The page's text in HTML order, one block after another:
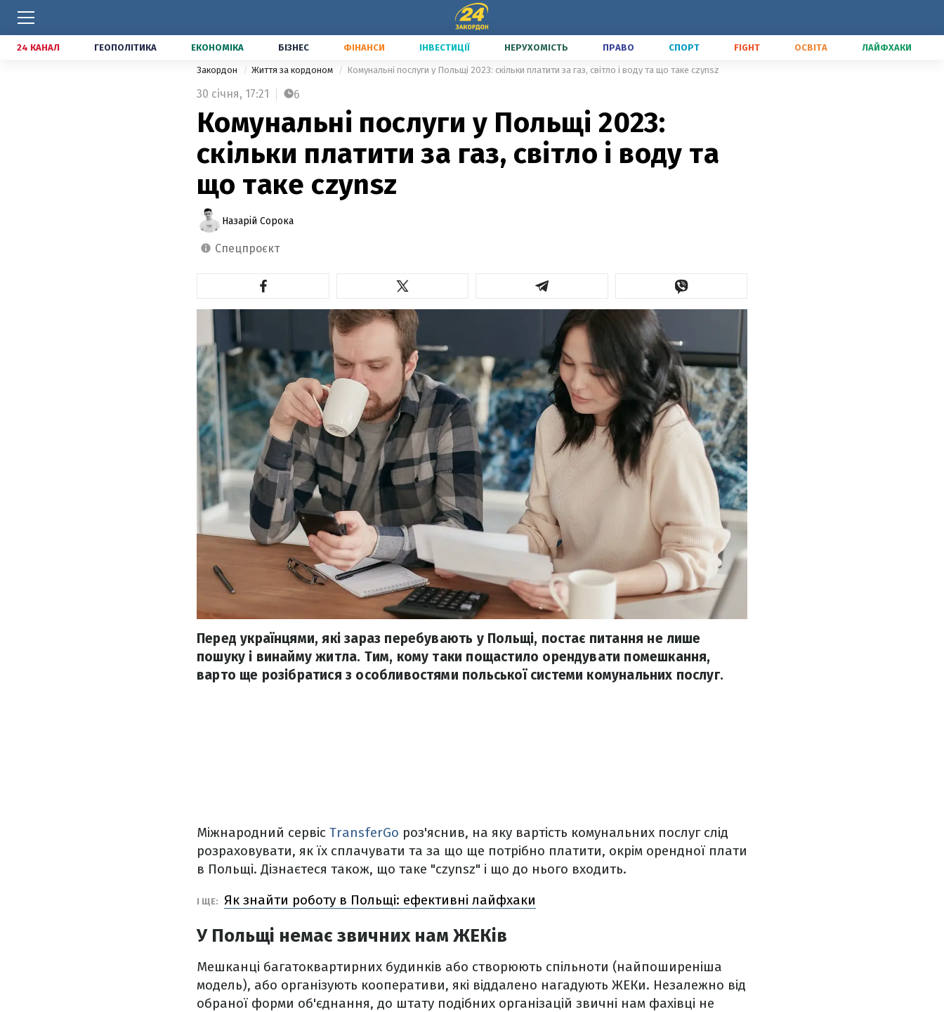
24 КАНАЛ ГЕОПОЛІТИКА ЕКОНОМІКА БІЗНЕС ФІНАНСИ ІНВЕСТИЦІЇ НЕРУХОМІСТЬ ПРАВО СПОРТ FIGHT ОСВІТА ЛАЙФХАКИ
Закордон Життя за кордоном Комунальні послуги у Польщі 2023: скільки платити за газ, світло і воду та що таке czynsz
30 січня, 17:21 6
Комунальні послуги у Польщі 2023:
скільки платити за газ, світло і воду та
що таке czynsz
Назарій Сорока
спецпроєкт
Перед українцями, які зараз перебувають у Польщі, постає питання не лише
пошуку і винайму житла. Тим, кому таки пощастило орендувати помешкання,
варто ще розібратися з особливостями польської системи комунальних послуг.
Міжнародний сервіс TransferGo роз'яснив, на яку вартість комунальних послуг слід
розраховувати, як їх сплачувати та за що ще потрібно платити, окрім орендної плати
в Польщі. Дізнаєтеся також, що таке "czynsz" і що до нього входить.
І ЩЕ: Як знайти роботу в Польщі: ефективні лайфхаки
У Польщі немає звичних нам ЖЕКів
Мешканці багатоквартирних будинків або створюють спільноти (найпоширеніша
модель), або організують кооперативи, які віддалено нагадують ЖЕКи. Незалежно від
обраної форми об'єднання, до штату подібних організацій звичні нам фахівці не